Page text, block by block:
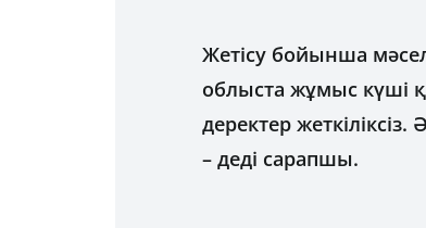
Жетісу бойынша
облыста жұмыс күші
деректер
– деді сарапшы.